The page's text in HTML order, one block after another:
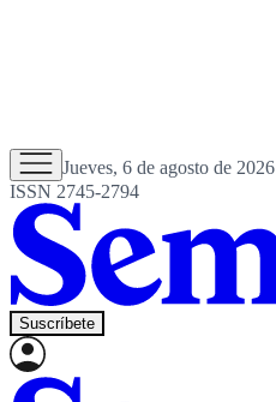
Jueves, 6 de agosto de 2026
ISSN 2745-2794
Suscríbete